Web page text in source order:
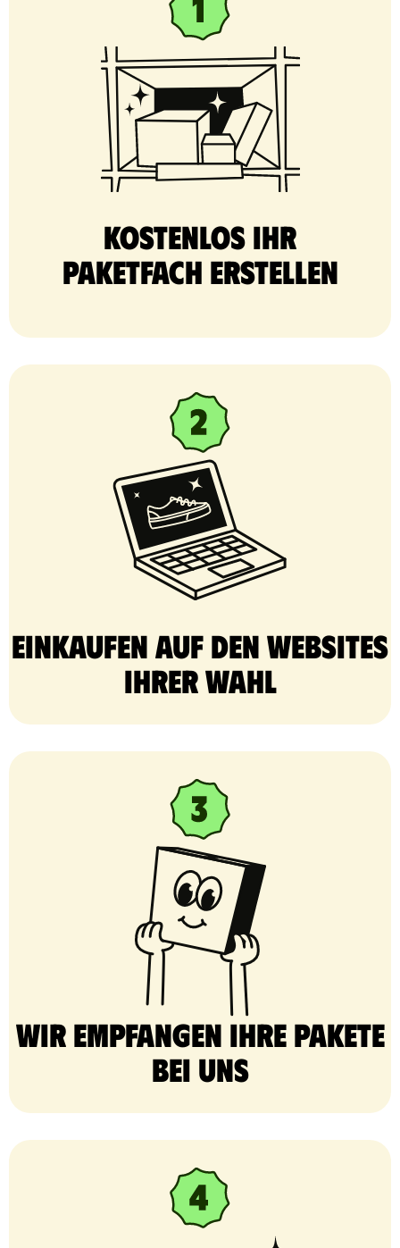
Kostenlos Ihr
Paketfach erstellen
Einkaufen auf den Websites
Ihrer Wahl
Wir empfangen Ihre Pakete
bei uns